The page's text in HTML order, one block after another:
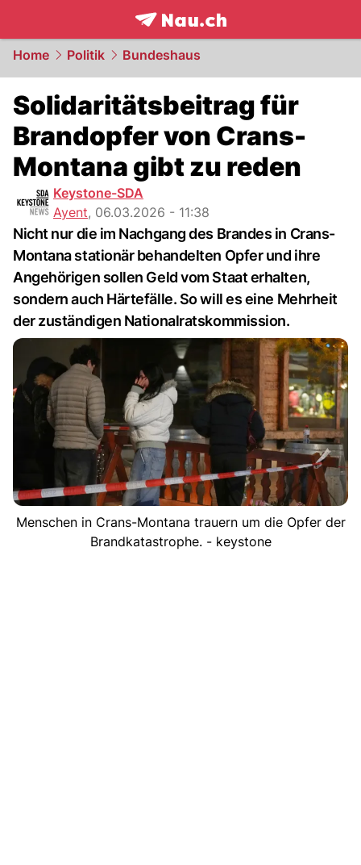
frontpage.NAU.ch
Home Politik Bundeshaus
Solidaritätsbeitrag für
Brandopfer von Crans-
Montana gibt zu reden
Keystone-SDA
Ayent, 06.03.2026 - 11:38
Nicht nur die im Nachgang des Brandes in Crans-
Montana stationär behandelten Opfer und ihre
Angehörigen sollen Geld vom Staat erhalten,
sondern auch Härtefälle. So will es eine Mehrheit
der zuständigen Nationalratskommission.
Menschen in Crans-Montana trauern um die Opfer der
Brandkatastrophe. - keystone